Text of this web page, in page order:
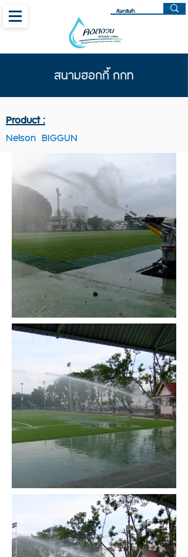
สนามฮอกกี้ กกท
Product :
Nelson BIGGUN